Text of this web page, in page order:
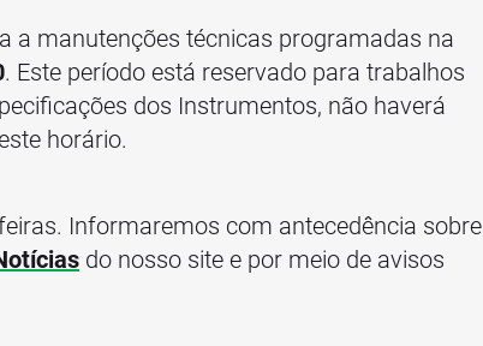
a manutenções técnicas programadas na
. Este período está reservado para trabalhos
dos Instrumentos, não haverá
horário.
Informaremos com antecedência sobre
do nosso site e por meio de avisos